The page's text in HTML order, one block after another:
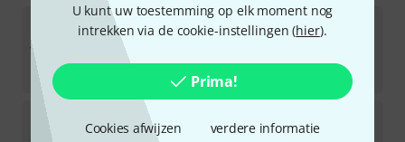
U kunt uw toestemming op elk moment nog
intrekken via de cookie-instellingen (hier).
Prima!
Cookies afwijzen verdere informatie
Defender MIDI ER
Direct leverbaar
Defender